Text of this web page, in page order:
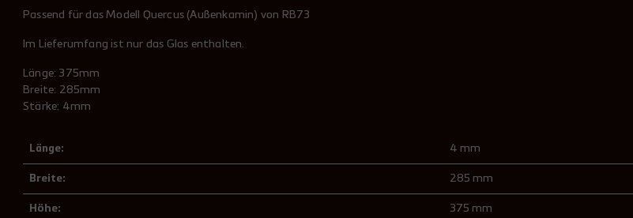
Passend für das Modell Quercus (Außenkamin) von RB73
Im Lieferumfang ist nur das Glas enthalten.
Länge: 375mm
Breite: 285mm
Stärke: 4mm
Länge: 4 mm
Breite: 285 mm
Höhe: 375 mm